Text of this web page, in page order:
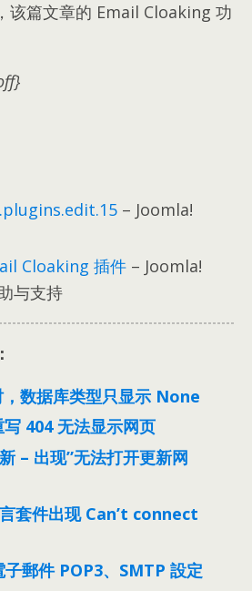
该篇文章的 Email Cloaking 功
– Joomla!
Cloaking 插件 – Joomla!
与支持
数据库类型只显示 None
404 无法显示网页
– 出现”无法打开更新网
套件出现 Can’t connect
郵件 POP3、SMTP 設定